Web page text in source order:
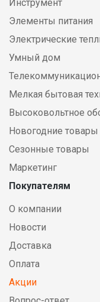
Инструмент
Элементы питания
Электрические
Умный дом
Мелкая бытовая
Высоковольтное
Новогодние товары
Сезонные товары
Маркетинг
Покупателям
О компании
Новости
Доставка
Оплата
Акции